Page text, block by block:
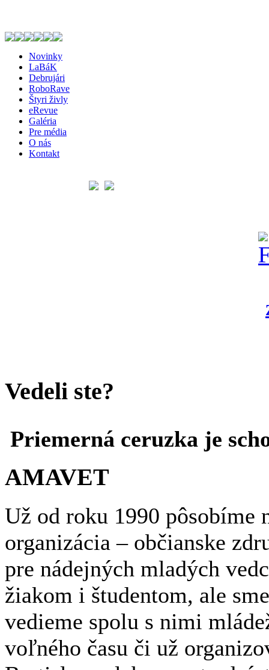
Novinky
LaBáK
Debrujári
RoboRave
Štyri živly
eRevue
Galéria
Pre média
O nás
Kontakt
Vedeli ste?
Priemerná ceruzka je
AMAVET
Už od roku 1990 pôsobíme
organizácia – občianske
pre nádejných mladých
žiakom i študentom, ale
vedieme spolu s nimi
voľného času či už